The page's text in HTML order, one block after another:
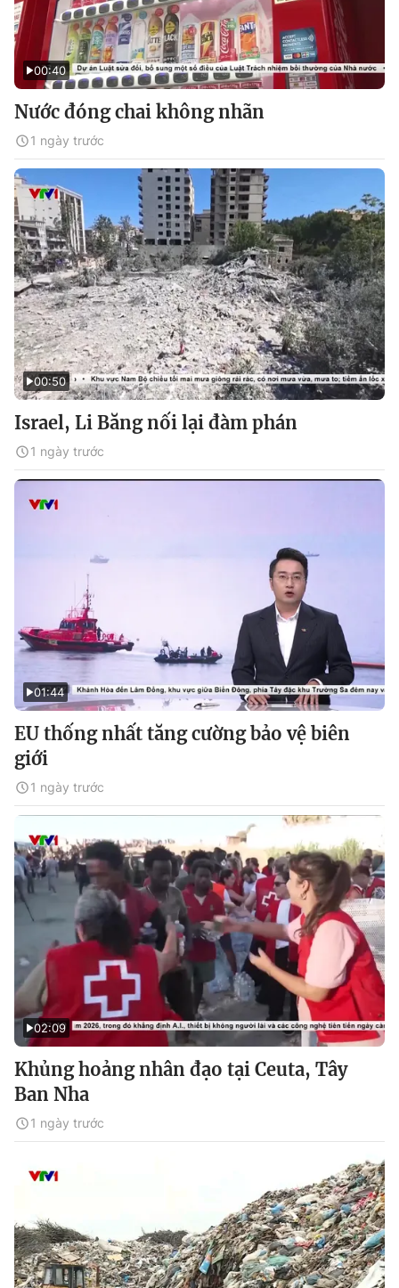
00:40
Nước đóng chai không nhãn
1 ngày trước
00:50
Israel, Li Băng nối lại đàm phán
1 ngày trước
01:44
EU thống nhất tăng cường bảo vệ biên
giới
1 ngày trước
02:09
Khủng hoảng nhân đạo tại Ceuta, Tây
Ban Nha
1 ngày trước